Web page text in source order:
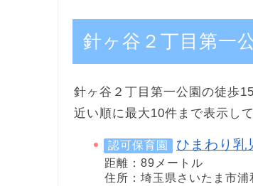
針ヶ谷２丁目第一
針ヶ谷２丁目第一公園の徒歩
近い順に最大10件まで表示して
認可保育園 ひまわり乳
距離：89メートル
住所：埼玉県さいたま市